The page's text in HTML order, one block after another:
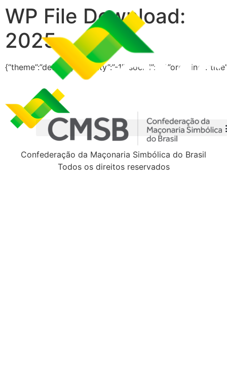
WP File Download:
2025
{“theme”:”default”,”visibility”:”-
Confederação da Maçonaria Simbólica do Brasil
Todos os direitos reservados